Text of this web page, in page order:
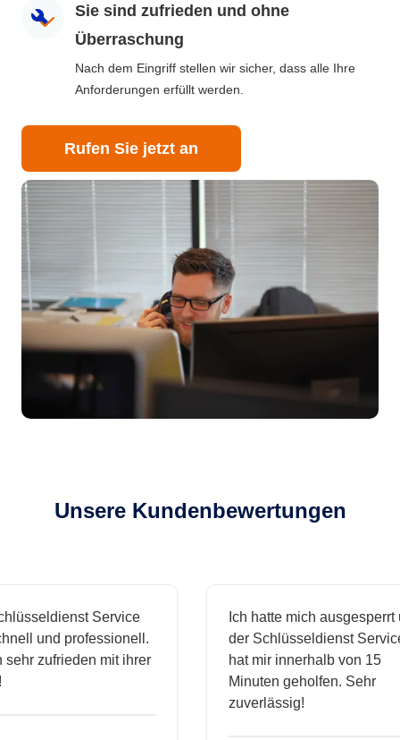
Sie sind zufrieden und ohne
Überraschung
Nach dem Eingriff stellen wir sicher, dass alle Ihre
Anforderungen erfüllt werden.
Rufen Sie jetzt an
Unsere Kundenbewertungen
Service
und professionell.
zufrieden mit ihrer
Ich hatte mich ausgesperrt und
der Schlüsseldienst Service
hat mir innerhalb von 15
Minuten geholfen. Sehr
zuverlässig!